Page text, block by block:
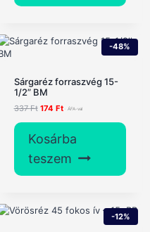
-48%
Sárgaréz forraszvég 15-
1/2” BM
337Ft Original
337 Ft.
174 FtCurrent
174 Ft.
Kosárba
teszem
-12%